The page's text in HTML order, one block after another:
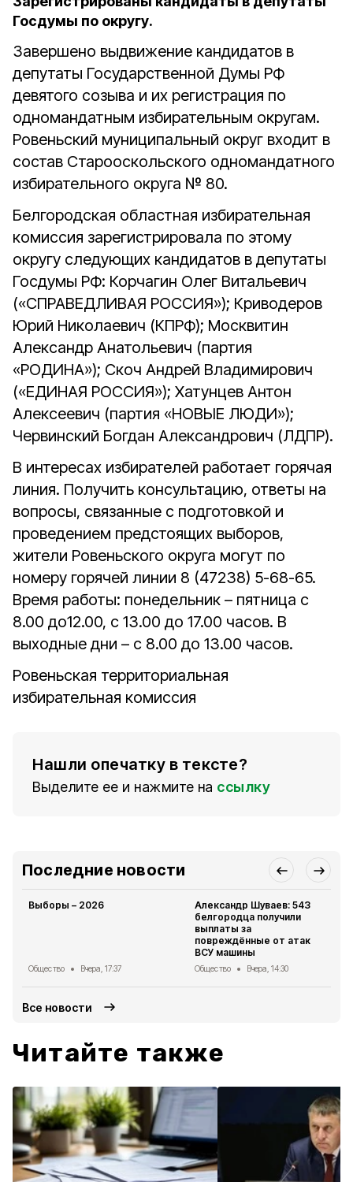
Госдумы по округу.
Завершено выдвижение кандидатов в
депутаты Государственной Думы РФ
девятого созыва и их регистрация по
одномандатным избирательным округам.
Ровеньский муниципальный округ входит в
состав Старооскольского одномандатного
избирательного округа № 80.
Белгородская областная избирательная
комиссия зарегистрировала по этому
округу следующих кандидатов в депутаты
Госдумы РФ: Корчагин Олег Витальевич
(«СПРАВЕДЛИВАЯ РОССИЯ»); Криводеров
Юрий Николаевич (КПРФ); Москвитин
Александр Анатольевич (партия
«РОДИНА»); Скоч Андрей Владимирович
(«ЕДИНАЯ РОССИЯ»); Хатунцев Антон
Алексеевич (партия «НОВЫЕ ЛЮДИ»);
Червинский Богдан Александрович (ЛДПР).
В интересах избирателей работает горячая
линия. Получить консультацию, ответы на
вопросы, связанные с подготовкой и
проведением предстоящих выборов,
жители Ровеньского округа могут по
номеру горячей линии 8 (47238) 5-68-65.
Время работы: понедельник – пятница с
8.00 до12.00, с 13.00 до 17.00 часов. В
выходные дни – с 8.00 до 13.00 часов.
Ровеньская территориальная
избирательная комиссия
Нашли опечатку в тексте?
Выделите ее и нажмите на ссылку
Последние новости
Выборы – 2026
Общество Вчера, 17:37
Александр Шуваев: 543
белгородца получили
выплаты за
повреждённые от атак
ВСУ машины
Общество Вчера, 14:30
Все новости
Читайте также